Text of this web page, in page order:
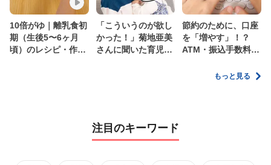
10倍がゆ｜離乳食初
期（生後5〜6ヶ月
頃）のレシピ・作り
「こういうのが欲し
かった！」菊地亜美
さんに聞いた育児
節約のために、口座
を「増やす」！？
ATM・振込手数料の
家計管理術もっと見る
注目のキーワード